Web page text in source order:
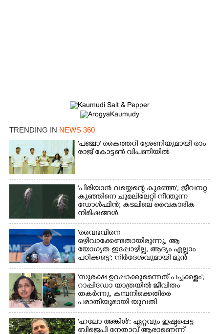
TRENDING IN NEWS 360
'​പ​ഞ്ചാ​'​ ​കൈ​ത്ത​റി​ ​ശ്രേ​ണി​യു​മാ​യി​ ​രാം​
രാ​ജ് ​കോ​ട്ടൺ വിപണിയിൽ
'പിരിയാൻ വയ്യെന്റെ കുഞ്ഞേ'; ജീവനറ്റ
കുഞ്ഞിനെ ചുമലിലേറ്റി നീന്തുന്ന
ഡോൾഫിൻ; കടലിലെ വൈകാരിക
നിമിഷങ്ങൾ
'വൈഭവിനെ
ഒഴിവാക്കേണ്ടതായിരുന്നു,​ ആ
യോഗ്യത ഇപ്പോഴില്ല, ആദ്യം എല്ലാം
പഠിക്കട്ടെ'; നിർദേശവുമായി മുൻ
ക്രിക്കറ്റ് താരം
'സുരക്ഷ ഉറപ്പാക്കുമെന്നത് പച്ചക്കള്ളം';
റാപ്പിഡോ യാത്രയിൽ ജീവിതം
തകർന്നു, കമ്പനിക്കെതിരെ
പരാതിയുമായി യുവതി
'ഹലോ അങ്കിൾ': ഏറ്റവും ഇഷ്ടപ്പെട്ട
ബിജെപി നേതാവ് ആരാണെന്ന്
×
Share this link